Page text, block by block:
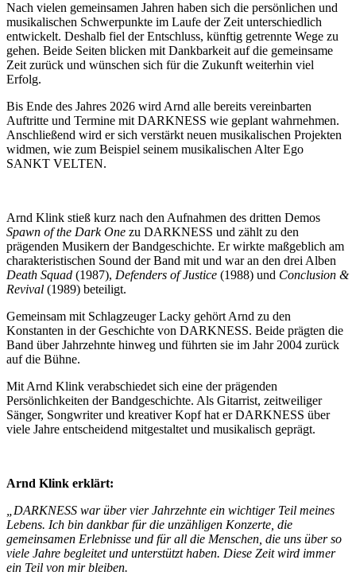
Nach vielen gemeinsamen Jahren haben sich die persönlichen und
musikalischen Schwerpunkte im Laufe der Zeit unterschiedlich
entwickelt. Deshalb fiel der Entschluss, künftig getrennte Wege zu
gehen. Beide Seiten blicken mit Dankbarkeit auf die gemeinsame
Zeit zurück und wünschen sich für die Zukunft weiterhin viel
Erfolg.
Bis Ende des Jahres 2026 wird Arnd alle bereits vereinbarten
Auftritte und Termine mit DARKNESS wie geplant wahrnehmen.
Anschließend wird er sich verstärkt neuen musikalischen Projekten
widmen, wie zum Beispiel seinem musikalischen Alter Ego
SANKT VELTEN.
Arnd Klink stieß kurz nach den Aufnahmen des dritten Demos
Spawn of the Dark One zu DARKNESS und zählt zu den
prägenden Musikern der Bandgeschichte. Er wirkte maßgeblich am
charakteristischen Sound der Band mit und war an den drei Alben
Death Squad (1987), Defenders of Justice (1988) und Conclusion &
Revival (1989) beteiligt.
Gemeinsam mit Schlagzeuger Lacky gehört Arnd zu den
Konstanten in der Geschichte von DARKNESS. Beide prägten die
Band über Jahrzehnte hinweg und führten sie im Jahr 2004 zurück
auf die Bühne.
Mit Arnd Klink verabschiedet sich eine der prägenden
Persönlichkeiten der Bandgeschichte. Als Gitarrist, zeitweiliger
Sänger, Songwriter und kreativer Kopf hat er DARKNESS über
viele Jahre entscheidend mitgestaltet und musikalisch geprägt.
Arnd Klink erklärt:
„DARKNESS war über vier Jahrzehnte ein wichtiger Teil meines
Lebens. Ich bin dankbar für die unzähligen Konzerte, die
gemeinsamen Erlebnisse und für all die Menschen, die uns über so
viele Jahre begleitet und unterstützt haben. Diese Zeit wird immer
ein Teil von mir bleiben.